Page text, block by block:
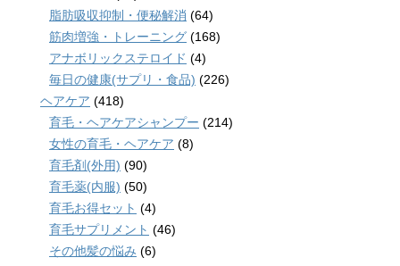
脂肪吸収抑制・便秘解消 (64)
筋肉増強・トレーニング (168)
アナボリックステロイド (4)
毎日の健康(サプリ・食品) (226)
ヘアケア (418)
育毛・ヘアケアシャンプー (214)
女性の育毛・ヘアケア (8)
育毛剤(外用) (90)
育毛薬(内服) (50)
育毛お得セット (4)
育毛サプリメント (46)
その他髪の悩み (6)